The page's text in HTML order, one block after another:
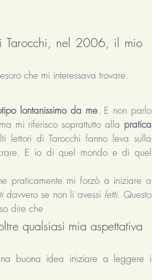
Tarocchi, nel 2006, il mio
che mi interessava trovare.
lontanissimo da me. E non parlo
mi riferisco soprattutto alla pratica
di Tarocchi fanno leva sulla
E io di quel mondo e di quel
praticamente mi forzò a iniziare a
davvero se non li avessi letti. Questo
dire che
buona idea iniziare a leggere i